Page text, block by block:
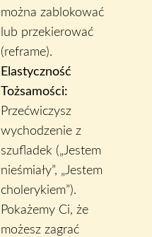
można zablokować
lub przekierować
(reframe).
Elastyczność
Tożsamości:
Przećwiczysz
wychodzenie z
szufladek („Jestem
nieśmiały”, „Jestem
cholerykiem”).
Pokażemy Ci, że
możesz zagrać